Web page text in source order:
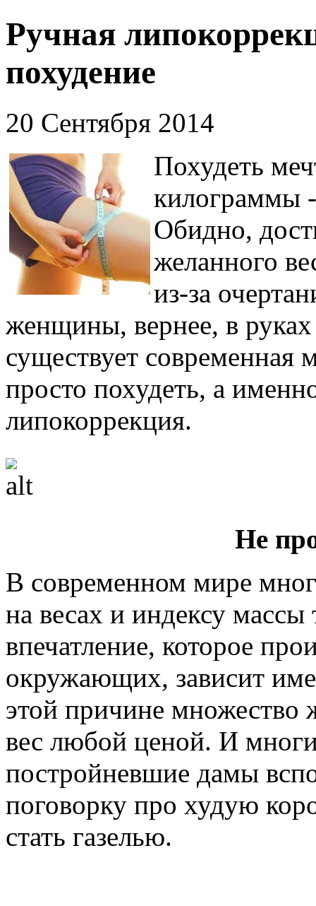
Ручная
похудение
20 Сентября 2014
Похудеть
килограммы
Обидно,
желанного
из-за
женщины, вернее, в
существует современная
просто похудеть, а
липокоррекция.
Не
В современном мире
на весах и индексу
впечатление, которое
окружающих, зависит
этой причине множество
вес любой ценой. И
постройневшие дамы
поговорку про худую
стать газелью.